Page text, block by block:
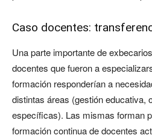
Caso docentes:
Una parte importante de
docentes que fueron a
formación responderían a
distintas áreas (gestión educativa,
específicas). Las mismas forman
formación continua de docentes